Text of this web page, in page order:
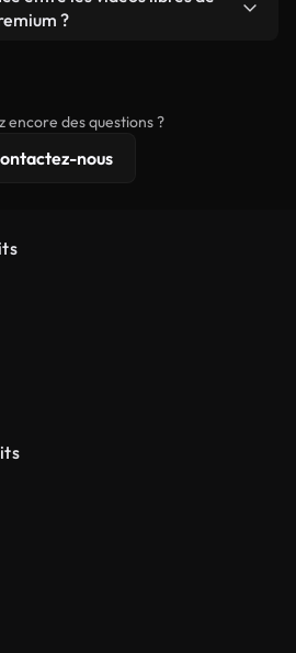
vous simplement que
?
protections de licence
encore des questions ?
nous